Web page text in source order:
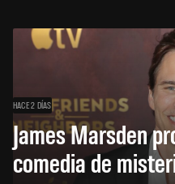
HACE 2 DÍAS
James Marsden
comedia de